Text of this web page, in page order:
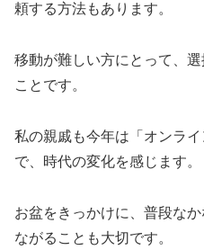
頼する方法もあります。
移動が難しい方にとって、
ことです。
私の親戚も今年は「オンラ
で、時代の変化を感じます。
お盆をきっかけに、普段な
ながることも大切です。